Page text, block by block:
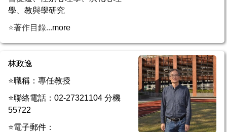
學、教與學研究
⭐著作目錄...more
林政逸
⭐職稱：專任教授
⭐聯絡電話：02-27321104 分機
55722
⭐電子郵件：